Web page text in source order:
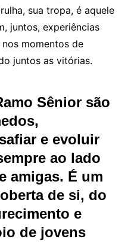
sua tropa, é aquele
juntos, experiências
momentos de
juntos as vitórias.
Sênior são
e evoluir
ao lado
amigas. É um
de si, do
e
de jovens